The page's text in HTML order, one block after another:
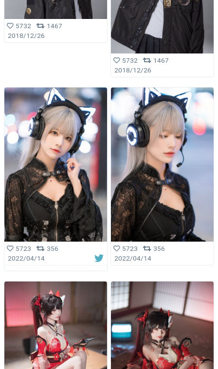
5732
1467
2018/12/26
5732
1467
2018/12/26
5723
356
2022/04/14
5723
356
2022/04/14